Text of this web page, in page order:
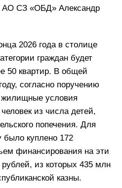
АО СЗ «ОБД» Александр
2026 года в столице
граждан будет
50 квартир. В общей
согласно поручению
жилищные условия
из числа детей,
попечения. Для
было куплено 172
финансирования на эти
из которых 435 млн
казны.